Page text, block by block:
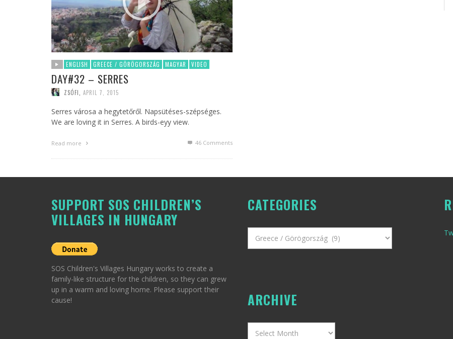
ENGLISH GREECE / GÖRÖGORSZÁG MAGYAR VIDEO
DAY#32 – SERRES
ZSÓFI APRIL 7, 2015
Serres városa a hegytetőről. Napsütéses-szépséges.
We are loving it in Serres. A birds-eyy view.
Read more 46 Comments
SUPPORT SOS CHILDREN’S
VILLAGES IN HUNGARY
SOS Children's Villages Hungary works to create a
family-like structure for the children, so they can grew
up in a warm and loving home. Please support their
cause!
CATEGORIES
ARCHIVE